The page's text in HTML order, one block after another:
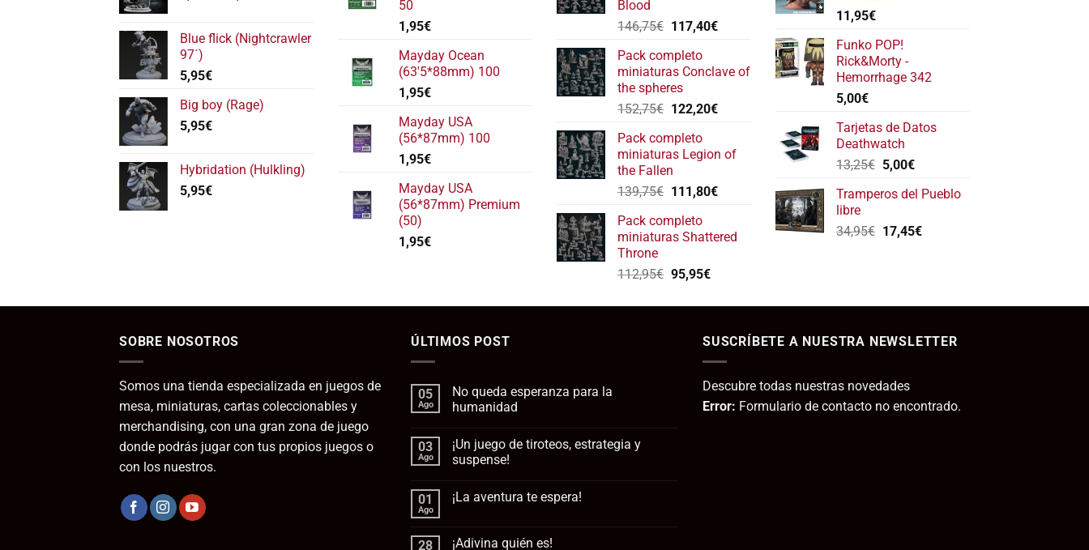
desde
Blue flick (Nightcrawler
97´)
5,95€
Big boy (Rage)
5,95€
Hybridation (Hulkling)
5,95€
50
1,95€
Mayday Ocean
(63'5*88mm) 100
1,95€
Mayday USA
(56*87mm) 100
1,95€
Mayday USA
(56*87mm) Premium
(50)
1,95€
Blood
146,75€ El
original
era:
146,75€.
117,40€El
es:
Pack completo
miniaturas Conclave of
the spheres
152,75€ El
original
era:
152,75€.
122,20€El
es:
Pack completo
miniaturas Legion of
the Fallen
139,75€ El
original
era:
111,80€El
es:
Pack completo
miniaturas Shattered
Throne
112,95€ El
original
112,95€.
95,95€El
actual
95,95€.
Valorado
con
de 5
11,95€
Funko POP!
Rick&Morty -
Hemorrhage 342
5,00€
Tarjetas de Datos
Deathwatch
13,25€ El
original
13,25€.
5,00€El
actual
5,00€.
Tramperos del Pueblo
libre
34,95€ El
17,45€El
SOBRE NOSOTROS
Somos una tienda especializada en juegos de
mesa, miniaturas, cartas coleccionables y
merchandising, con una gran zona de juego
donde podrás jugar con tus propios juegos o
con los nuestros.
ÚLTIMOS POST
05
Ago
No queda esperanza para la
humanidad
comentarios
en
No
para
la
03
Ago
¡Un juego de tiroteos, estrategia y
suspense!
comentarios
en
de
01
Ago
¡La aventura te espera!
en
28 ¡Adivina quién es!
SUSCRÍBETE A NUESTRA NEWSLETTER
Descubre todas nuestras novedades
Error: Formulario de contacto no encontrado.